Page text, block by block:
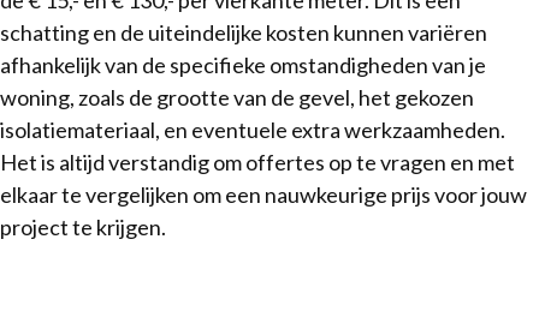
schatting en de uiteindelijke kosten kunnen variëren
afhankelijk van de specifieke omstandigheden van je
woning, zoals de grootte van de gevel, het gekozen
isolatiemateriaal, en eventuele extra werkzaamheden.
Het is altijd verstandig om offertes op te vragen en met
elkaar te vergelijken om een nauwkeurige prijs voor jouw
project te krijgen.